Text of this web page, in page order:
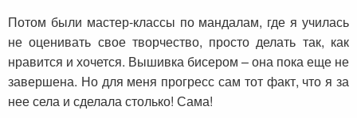
Потом были мастер-классы по мандалам, где я училась
не оценивать свое творчество, просто делать так, как
нравится и хочется. Вышивка бисером – она пока еще не
завершена. Но для меня прогресс сам тот факт, что я за
нее села и сделала столько! Сама!